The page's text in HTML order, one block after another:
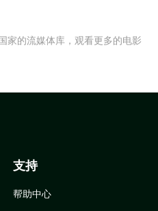
家的流媒体库，观看更多的电影
支持
帮助中心